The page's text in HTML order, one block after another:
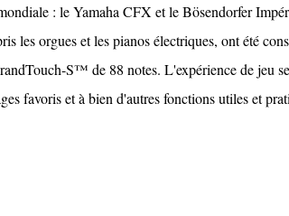
: le Yamaha CFX et le Bösendorfer
les orgues et les pianos électriques, ont été
S™ de 88 notes. L'expérience de jeu
favoris et à bien d'autres fonctions utiles et